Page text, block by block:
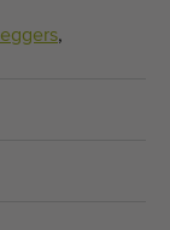
,